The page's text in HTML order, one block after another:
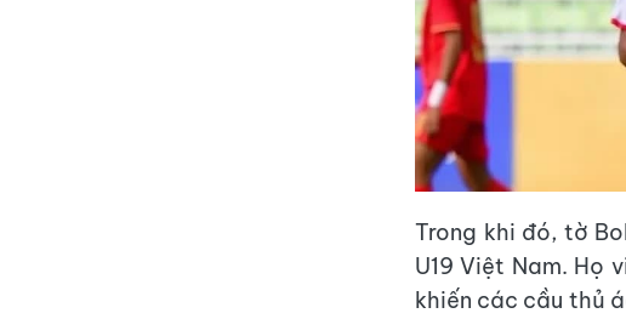
Trong khi đó, tờ
U19 Việt Nam. Họ
khiến các cầu thủ